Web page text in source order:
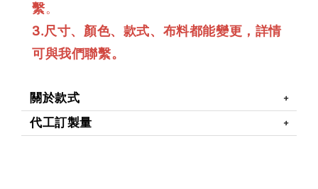
繫。
3.尺寸、顏色、款式、布料都能變更，詳情
可與我們聯繫。
關於款式
代工訂製量